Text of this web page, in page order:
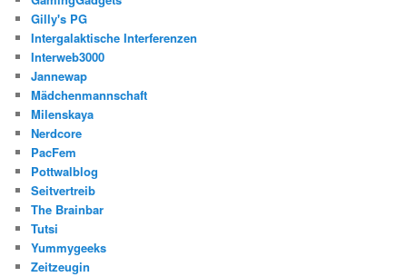
Gilly's PG
Intergalaktische Interferenzen
Interweb3000
Jannewap
Mädchenmannschaft
Milenskaya
Nerdcore
PacFem
Pottwalblog
Seitvertreib
The Brainbar
Tutsi
Yummygeeks
Zeitzeugin